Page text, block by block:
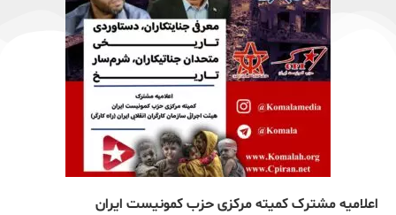
اعلامیه مشترککمیته مرکزی حزب کمونیست ایران